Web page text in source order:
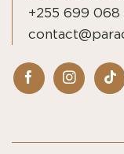
+255 699 068